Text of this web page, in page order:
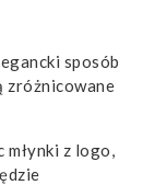
sposób
zróżnicowane
z logo,